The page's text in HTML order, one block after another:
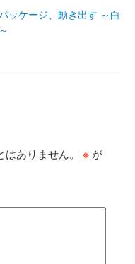
ッケージ、動き出す ～白
ありません。 ※ が